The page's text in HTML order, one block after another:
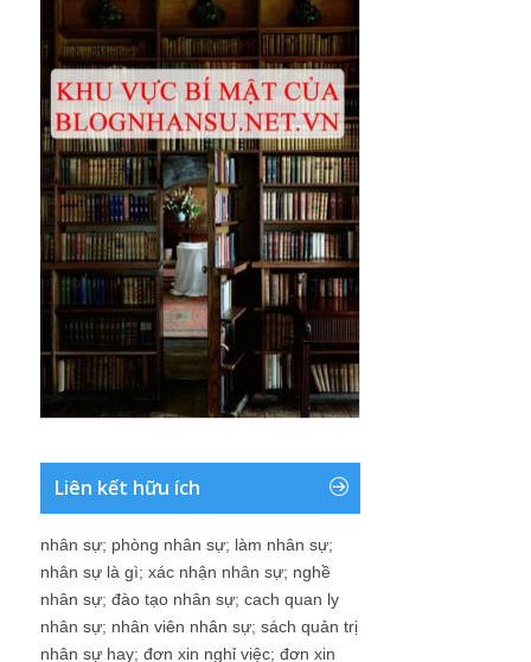
Liên kết hữu ích
nhân sự; phòng nhân sự; làm nhân sự;
nhân sự là gì; xác nhận nhân sự; nghề
nhân sự; đào tạo nhân sự; cach quan ly
nhân sự; nhân viên nhân sự; sách quản trị
nhân sự hay; đơn xin nghỉ việc; đơn xin